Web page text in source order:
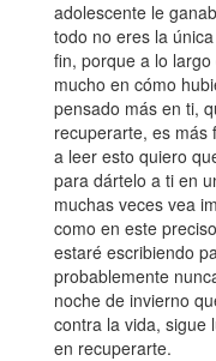
adolescente le
todo no eres la
fin, porque a lo
mucho en cómo
pensado más en ti,
recuperarte, es más
a leer esto quiero
para dártelo a ti en
muchas veces vea
como en este
estaré escribiendo
probablemente
noche de invierno
contra la vida, sigue
en recuperarte.